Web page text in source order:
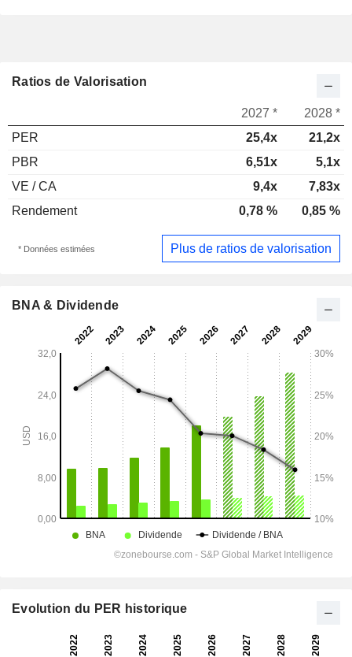
Ratios de Valorisation
2027 *
2028 *
PER
25,4x
21,2x
PBR
6,51x
5,1x
VE / CA
9,4x
7,83x
Rendement
0,78 % 0,85 %
* Données estimées Plus de ratios de valorisation
BNA & Dividende
Evolution du PER historique